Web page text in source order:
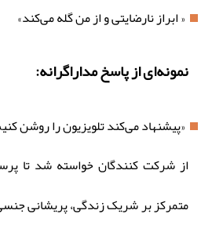
« ابراز نارضایتی و از من گله می‌کند»
نمونه‌ای از پاسخ مداراگرانه:
«پیشنهاد می‌کند تلویزیون را روشن
از شرکت کنندگان خواسته شد تا
متمرکز بر شریک زندگی، پریشانی